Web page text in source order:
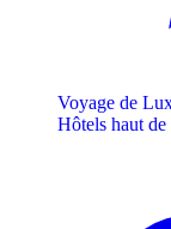
Voyage de
Hôtels haut